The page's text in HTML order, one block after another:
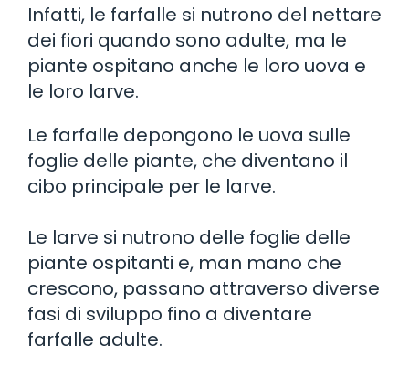
Infatti, le farfalle si nutrono del nettare
dei fiori quando sono adulte, ma le
piante ospitano anche le loro uova e
le loro larve.
Le farfalle depongono le uova sulle
foglie delle piante, che diventano il
cibo principale per le larve.
Le larve si nutrono delle foglie delle
piante ospitanti e, man mano che
crescono, passano attraverso diverse
fasi di sviluppo fino a diventare
farfalle adulte.